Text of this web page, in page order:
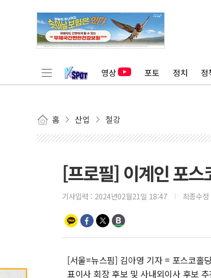
영상 포토 정치 정
홈 산업 철강
[프로필] 이계인 포스
기사입력 : 2024년02월21일 18:47 최종수정
[서울=뉴스핌] 김아영 기자 = 포스코홀
표이사 회장 후보 및 사내외이사 후보